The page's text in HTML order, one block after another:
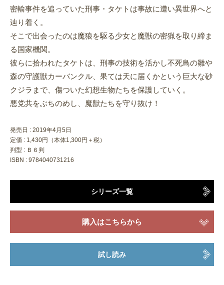
密輸事件を追っていた刑事・タケトは事故に遭い異世界へと
辿り着く。
そこで出会ったのは魔狼を駆る少女と魔獣の密猟を取り締ま
る国家機関。
彼らに拾われたタケトは、刑事の技術を活かし不死鳥の雛や
森の守護獣カーバンクル、果ては天に届くかという巨大な砂
クジラまで、傷ついた幻想生物たちを保護していく。
悪党共をぶちのめし、魔獣たちを守り抜け！
発売日 : 2019年4月5日
定価 : 1,430円（本体1,300円＋税）
判型 : Ｂ６判
ISBN : 9784040731216
シリーズ一覧
購入はこちらから
試し読み